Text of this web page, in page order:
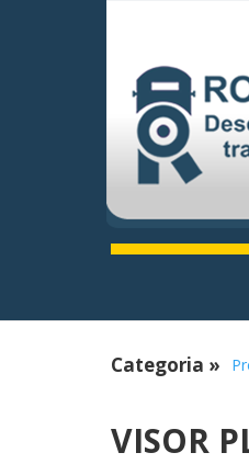
Categoria »
VISOR